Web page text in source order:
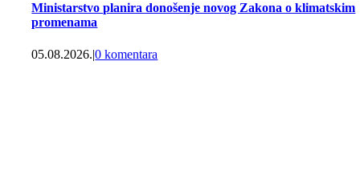
Ministarstvo planira donošenje novog Zakona o klimatskim
promenama
05.08.2026.|0 komentara